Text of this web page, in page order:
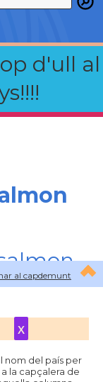
d'ull al
al capdemunt
x
nom del país per
la capçalera de